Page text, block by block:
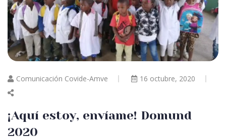
Comunicación Covide-Amve 16 octubre, 2020
¡Aquí estoy, envíame! Domund
2020